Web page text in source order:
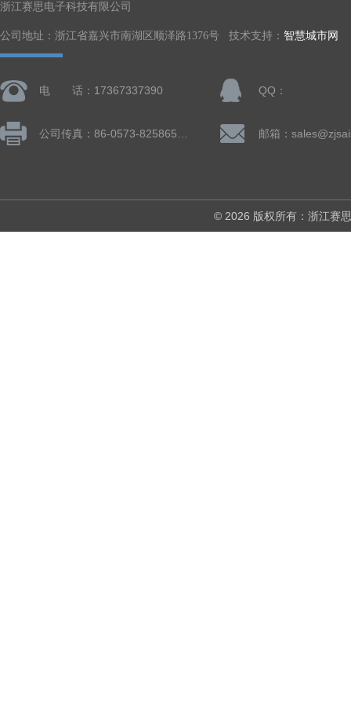
浙江赛思电子科技有限公司
公司地址：浙江省嘉兴市南湖区顺泽路1376号 技术支持： 智慧城市网
电 话：17367337390 QQ：
邮箱：
© 2026 版权所有：浙江赛